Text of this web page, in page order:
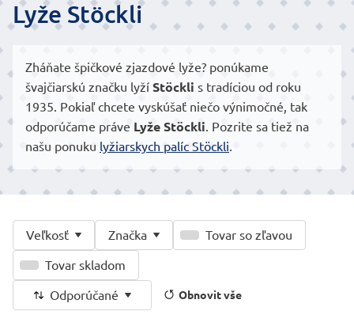
Lyže Stöckli
Zháňate špičkové zjazdové lyže? ponúkame
švajčiarskú značku lyží Stöckli s tradíciou od roku
1935. Pokiaľ chcete vyskúšať niečo výnimočné, tak
odporúčame práve Lyže Stöckli. Pozrite sa tiež na
našu ponuku lyžiarskych palíc Stöckli.
Veľkosť Značka Tovar so zľavou
Tovar skladom
Odporúčané Obnovit vše